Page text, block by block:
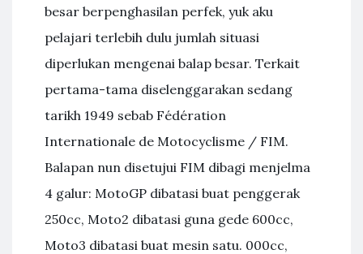
besar berpenghasilan perfek, yuk aku
pelajari terlebih dulu jumlah situasi
diperlukan mengenai balap besar. Terkait
pertama-tama diselenggarakan sedang
tarikh 1949 sebab Fédération
Internationale de Motocyclisme / FIM.
Balapan nun disetujui FIM dibagi menjelma
4 galur: MotoGP dibatasi buat penggerak
250cc, Moto2 dibatasi guna gede 600cc,
Moto3 dibatasi buat mesin satu. 000cc,